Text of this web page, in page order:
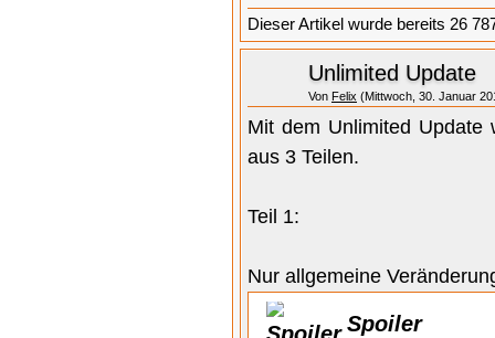
Dieser Artikel wurde bereits 26
Unlimited Update
Von Felix (Mittwoch, 30. Januar
Mit dem Unlimited Update
aus 3 Teilen.
Teil 1:
Nur allgemeine
Spoiler